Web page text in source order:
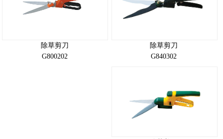
除草剪刀
G800202
除草剪刀
G840302